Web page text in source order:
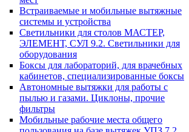
Встраиваемые и мобильные вытяжные
системы и устройства
Светильники для столов МАСТЕР,
ЭЛЕМЕНТ, СУЛ 9.2. Светильники для
оборудования
Боксы для лабораторий, для врачебных
кабинетов, специализированные боксы
Автономные вытяжки для работы с
пылью и газами. Циклоны, прочие
фильтры
Мобильные рабочие места общего